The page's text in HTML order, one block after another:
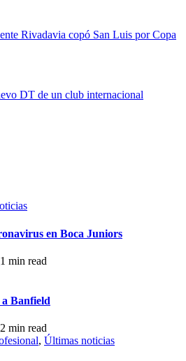
Rivadavia copó San Luis por Copa
DT de un club internacional
en Boca Juniors
1 min read
Banfield
2 min read
, Últimas noticias